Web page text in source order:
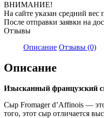
ВНИМАНИЕ!
На сайте указан средний вес
После отправки заявки на
Отзывы
Описание Отзывы (0)
Описание
Изысканный французский
Сыр Fromager d’Affinois —
того, этот сыр отличается